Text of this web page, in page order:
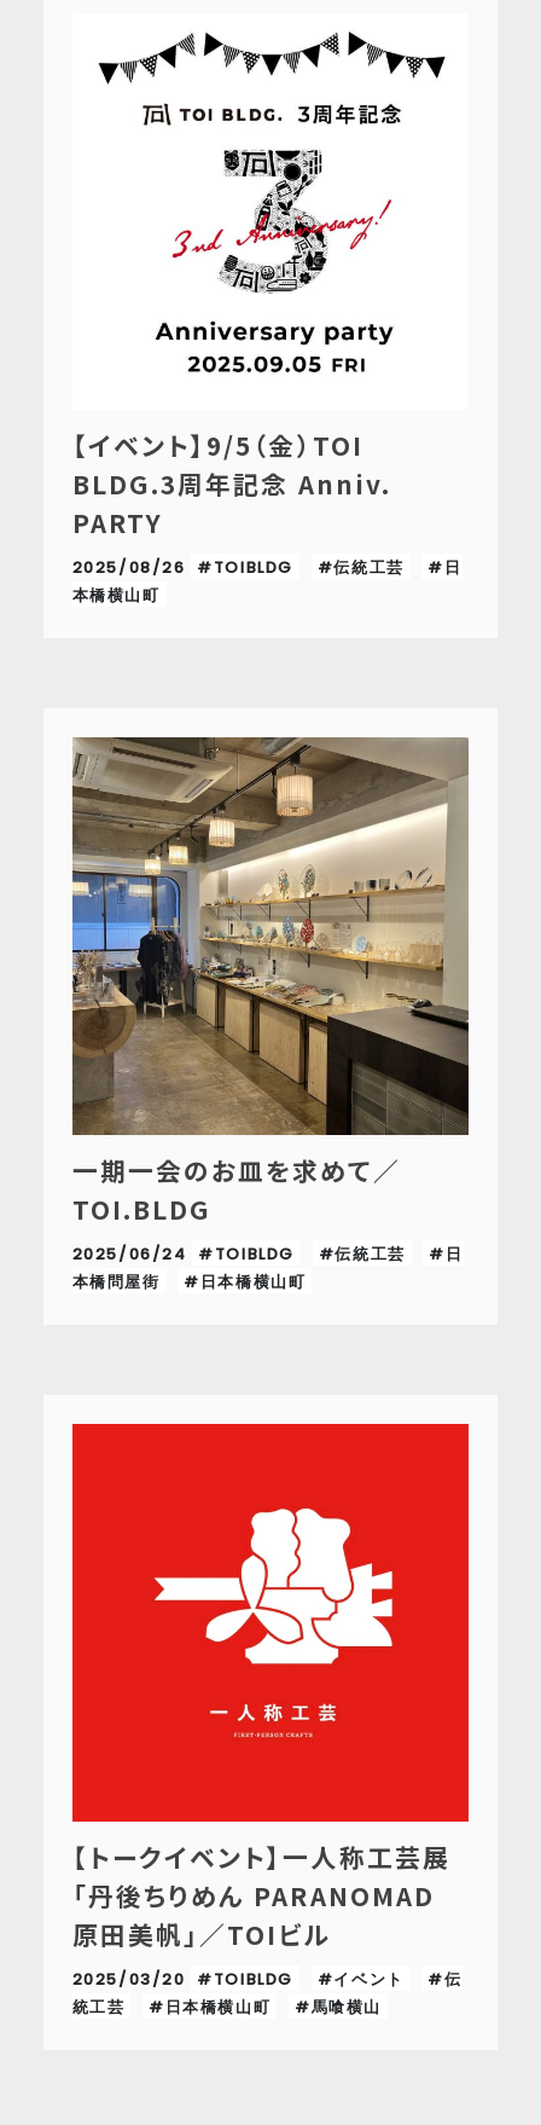
【イベント】9/5（金）TOI
BLDG.3周年記念 Anniv.
PARTY
2025/08/26 #TOIBLDG #伝統工芸
#日
本橋横山町
一期一会のお皿を求めて／
TOI.BLDG
2025/06/24 #TOIBLDG #伝統工芸
#日
本橋問屋街
#日本橋横山町
【トークイベント】一人称工芸展
「丹後ちりめん PARANOMAD
原田美帆」／TOIビル
2025/03/20 #TOIBLDG #イベント
#伝
統工芸
#日本橋横山町 #馬喰横山